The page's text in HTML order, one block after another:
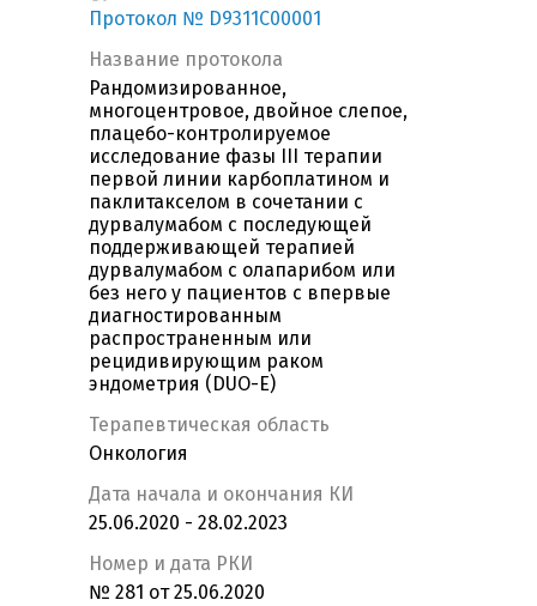
Протокол № D9311C00001
Название протокола
Рандомизированное,
многоцентровое, двойное слепое,
плацебо-контролируемое
исследование фазы III терапии
первой линии карбоплатином и
паклитакселом в сочетании с
дурвалумабом с последующей
поддерживающей терапией
дурвалумабом с олапарибом или
без него у пациентов с впервые
диагностированным
распространенным или
рецидивирующим раком
эндометрия (DUO-E)
Терапевтическая область
Онкология
Дата начала и окончания КИ
25.06.2020 - 28.02.2023
Номер и дата РКИ
№ 281 от 25.06.2020